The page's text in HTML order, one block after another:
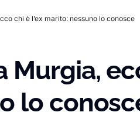
chi è l’ex marito: nessuno lo conosce
Murgia,
lo